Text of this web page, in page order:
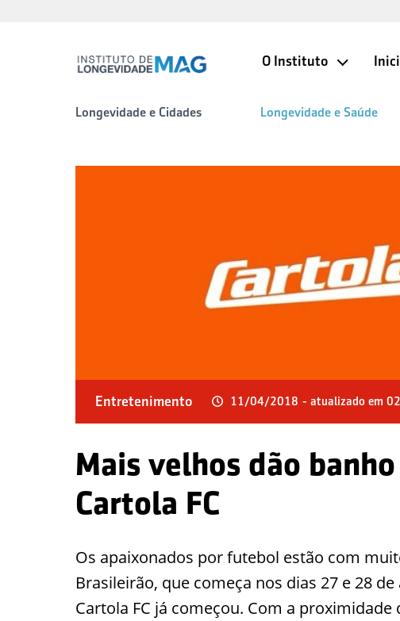
O Instituto
Longevidade e Cidades Longevidade e Saúde
Entretenimento 11/04/2018 - atualizado em
Mais velhos dão
Cartola FC
Os apaixonados por futebol estão com
Brasileirão, que começa nos dias 27 e 28
Cartola FC já começou. Com a